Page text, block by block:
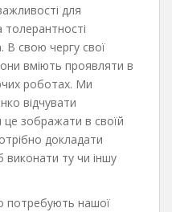
для
толерантності
свою чергу свої
вміють проявляти в
роботах. Ми
відчувати
це зображати в своїй
докладати
виконати ту чи іншу
потребують нашої